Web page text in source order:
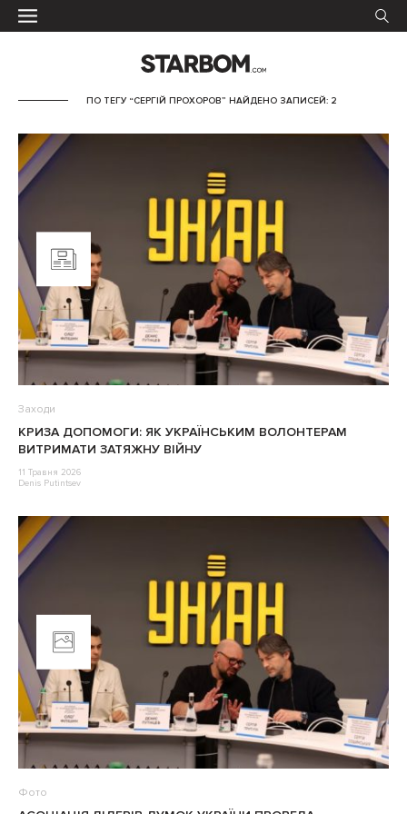
ПО ТЕГУ “СЕРГІЙ ПРОХОРОВ” НАЙДЕНО ЗАПИСЕЙ: 2
Заходи
КРИЗА ДОПОМОГИ: ЯК УКРАЇНСЬКИМ ВОЛОНТЕРАМ
ВИТРИМАТИ ЗАТЯЖНУ ВІЙНУ
11 Травня 2026
Denis Putintsev
Фото